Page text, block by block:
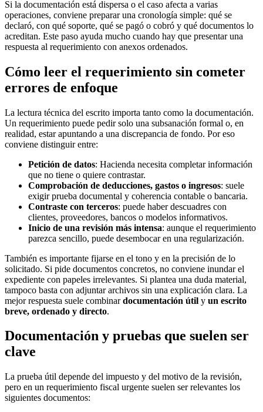
Si la documentación está dispersa o el caso afecta a varias
operaciones, conviene preparar una cronología simple: qué se
declaró, con qué soporte, qué se pagó o cobró y qué documentos lo
acreditan. Este paso ayuda mucho cuando hay que presentar una
respuesta al requerimiento con anexos ordenados.
Cómo leer el requerimiento sin cometer
errores de enfoque
La lectura técnica del escrito importa tanto como la documentación.
Un requerimiento puede pedir solo una subsanación formal o, en
realidad, estar apuntando a una discrepancia de fondo. Por eso
conviene distinguir entre:
Petición de datos: Hacienda necesita completar información
que no tiene o quiere contrastar.
Comprobación de deducciones, gastos o ingresos: suele
exigir prueba documental y coherencia contable o bancaria.
Contraste con terceros: puede haber descuadres con
clientes, proveedores, bancos o modelos informativos.
Inicio de una revisión más intensa: aunque el requerimiento
parezca sencillo, puede desembocar en una regularización.
También es importante fijarse en el tono y en la precisión de lo
solicitado. Si pide documentos concretos, no conviene inundar el
expediente con papeles irrelevantes. Si plantea una duda material,
tampoco basta con adjuntar archivos sin una explicación clara. La
mejor respuesta suele combinardocumentación útil y un escrito
breve, ordenado y directo.
Documentación y pruebas que suelen ser
clave
La prueba útil depende del impuesto y del motivo de la revisión,
pero en un requerimiento fiscal urgente suelen ser relevantes los
siguientes documentos: